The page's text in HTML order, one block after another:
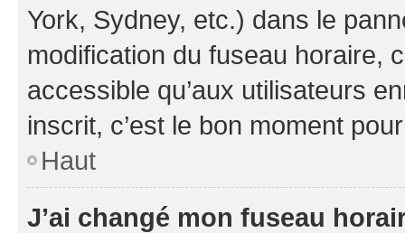
York, Sydney, etc.) dans le
modification du fuseau horaire,
accessible qu’aux utilisateurs
inscrit, c’est le bon moment
Haut
J’ai changé mon fuseau